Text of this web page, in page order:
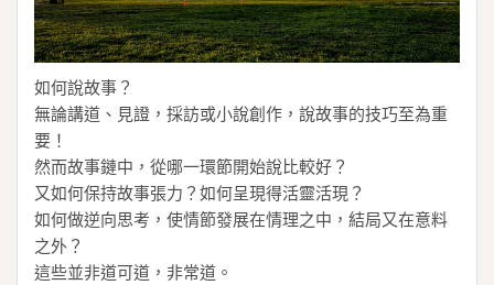
如何說故事？
無論講道、見證，採訪或小說創作，說故事的技巧至為重
要！
然而故事鏈中，從哪一環節開始說比較好？
又如何保持故事張力？如何呈現得活靈活現？
如何做逆向思考，使情節發展在情理之中，結局又在意料
之外？
這些並非道可道，非常道。